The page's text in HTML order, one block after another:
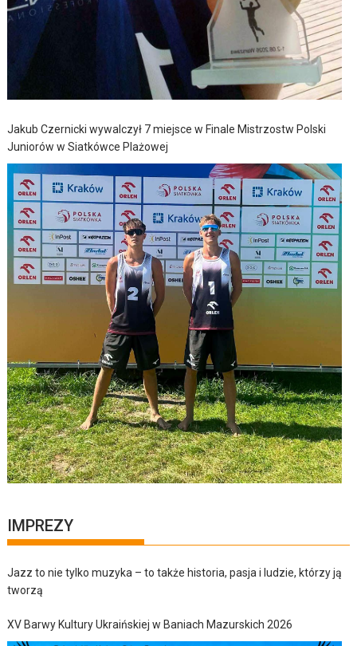
Jakub Czernicki wywalczył 7 miejsce w Finale Mistrzostw Polski
Juniorów w Siatkówce Plażowej
IMPREZY
Jazz to nie tylko muzyka – to także historia, pasja i ludzie, którzy ją
tworzą
XV Barwy Kultury Ukraińskiej w Baniach Mazurskich 2026